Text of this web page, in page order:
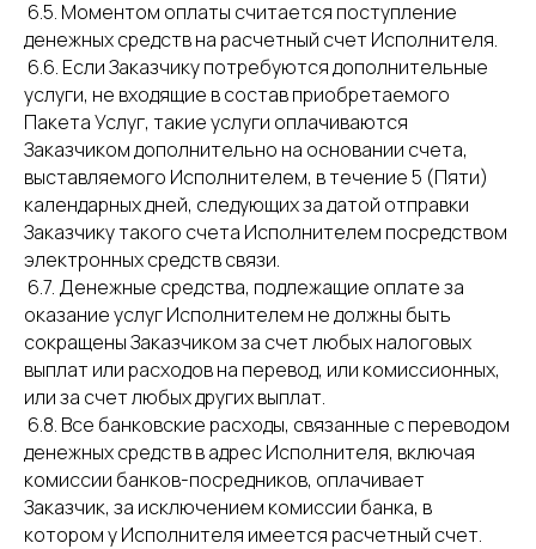
6.5. Моментом оплаты считается поступление
денежных средств на расчетный счет Исполнителя.
6.6. Если Заказчику потребуются дополнительные
услуги, не входящие в состав приобретаемого
Пакета Услуг, такие услуги оплачиваются
Заказчиком дополнительно на основании счета,
выставляемого Исполнителем, в течение 5 (Пяти)
календарных дней, следующих за датой отправки
Заказчику такого счета Исполнителем посредством
электронных средств связи.
6.7. Денежные средства, подлежащие оплате за
оказание услуг Исполнителем не должны быть
сокращены Заказчиком за счет любых налоговых
выплат или расходов на перевод, или комиссионных,
или за счет любых других выплат.
6.8. Все банковские расходы, связанные с переводом
денежных средств в адрес Исполнителя, включая
комиссии банков-посредников, оплачивает
Заказчик, за исключением комиссии банка, в
котором у Исполнителя имеется расчетный счет.